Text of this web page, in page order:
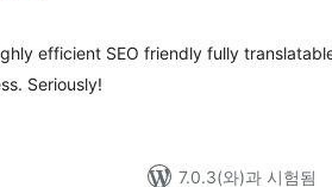
efficient SEO friendly fully
Seriously!
7.0.3(와)과 시험됨